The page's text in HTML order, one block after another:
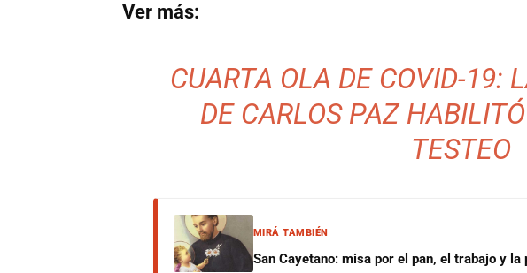
Ver más:
CUARTA OLA DE COVID-19:
DE CARLOS PAZ
TESTEO
MIRÁ TAMBIÉN
San Cayetano: misa por el pan, el trabajo y la